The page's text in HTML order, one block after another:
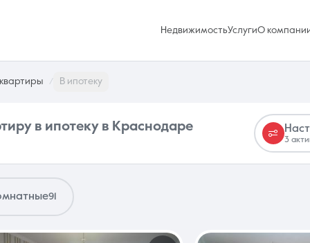
НедвижимостьУслугиО
Избранное
В ипотеку
в ипотеку в Краснодаре
3
91